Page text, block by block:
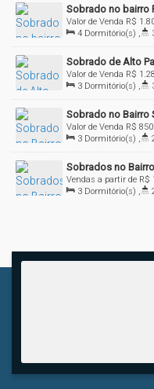
Sobrado no bairro
R$
Valor de Venda
4 Dormitório(s) ,
Sala(s) , 1 Suíte(s) ,
18.00m , Frente: 12
Sobrado de Alto
R$
Valor de Venda
Santa Catarina, Brasil
3 Dormitório(s) ,
Sala(s) , 3 Suíte(s) ,
Sobrado no Bairro
R$
Valor de Venda
3 Dormitório(s) ,
Sala(s) , 1 Suíte(s) ,
Sobrados no
R$
Vendas a partir de
Brasil
3 Dormitório(s) ,